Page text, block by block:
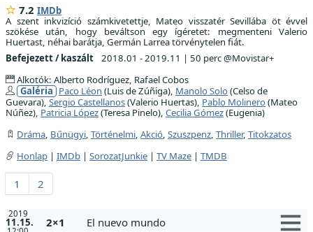
7.2 IMDb
A szent inkvizíció számkivetettje, Mateo visszatér Sevillába öt évvel
szökése után, hogy beváltson egy ígéretet: megmenteni Valerio
Huertast, néhai barátja, Germán Larrea törvénytelen fiát.
Befejezett / kaszált
2018.01 - 2019.11 | 50 perc @Movistar+
Alkotók: Alberto Rodríguez, Rafael Cobos
Galéria Paco Léon (Luis de Zúñiga), Manolo Solo(Celso de
Guevara), Sergio Castellanos(Valerio Huertas), Pablo Molinero(Mateo
Núñez), Patricia López(Teresa Pinelo), Cecilia Gómez(Eugenia)
Dráma, Bűnügyi, Történelmi, Akció, Szuszpenz, Thriller, Titokzatos
Honlap | IMDb | SorozatJunkie | TV Maze | TMDB
1 2
2019
11.15. 2×1 El nuevo mundo